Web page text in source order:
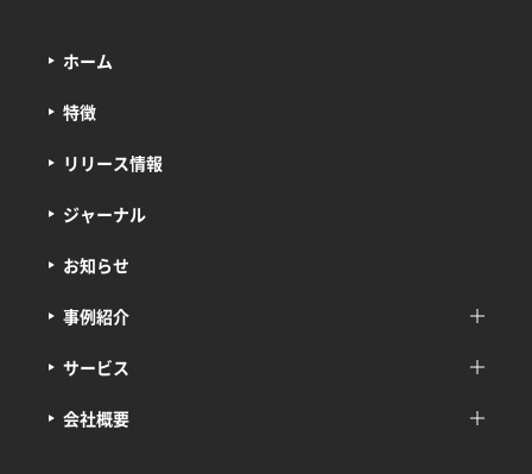
ホーム
特徴
サービス
事例紹介
会社概要
リリース情報
ジャーナル
お知らせ